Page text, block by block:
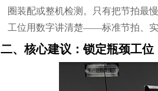
圈装配或整机检测。只有把节拍最
工位用数字讲清楚——标准节拍、实
二、核心建议：锁定瓶颈工位